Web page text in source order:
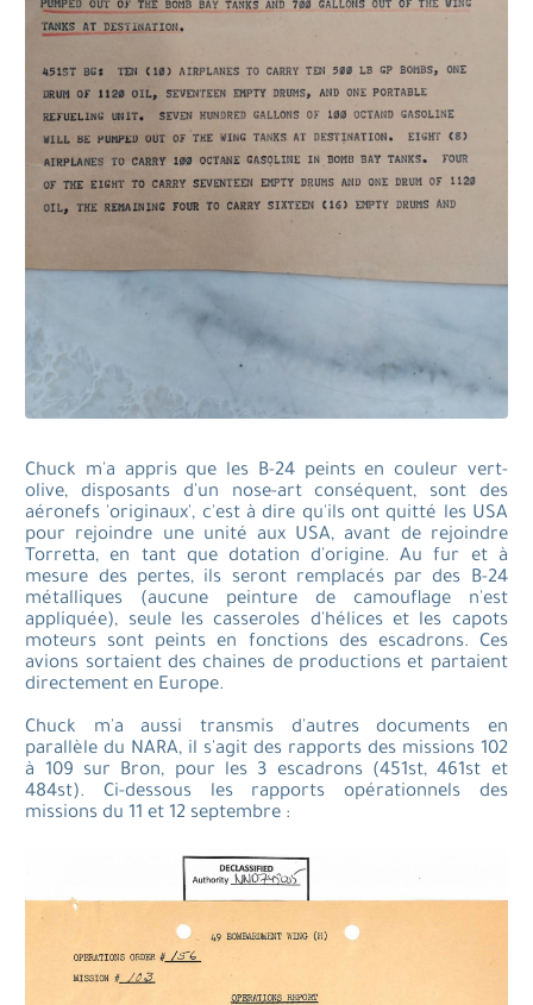
Chuck m'a appris que les B-24 peints en couleur vert-
olive, disposants d'un nose-art conséquent, sont des
aéronefs 'originaux', c'est à dire qu'ils ont quitté les USA
pour rejoindre une unité aux USA, avant de rejoindre
Torretta, en tant que dotation d'origine. Au fur et à
mesure des pertes, ils seront remplacés par des B-24
métalliques (aucune peinture de camouflage n'est
appliquée), seule les casseroles d'hélices et les capots
moteurs sont peints en fonctions des escadrons. Ces
avions sortaient des chaines de productions et partaient
directement en Europe.
Chuck m'a aussi transmis d'autres documents en
parallèle du NARA, il s'agit des rapports des missions 102
à 109 sur Bron, pour les 3 escadrons (451st, 461st et
484st). Ci-dessous les rapports opérationnels des
missions du 11 et 12 septembre :